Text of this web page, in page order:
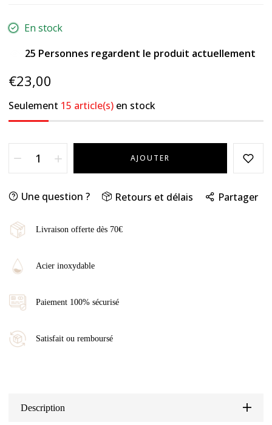
En stock
25 Personnes regardent le produit actuellement
€23,00
Seulement 15 article(s) en stock
AJOUTER
Une question ? Retours et délais Partager
Livraison offerte dès 70€
Acier inoxydable
Paiement 100% sécurisé
Satisfait ou remboursé
Description